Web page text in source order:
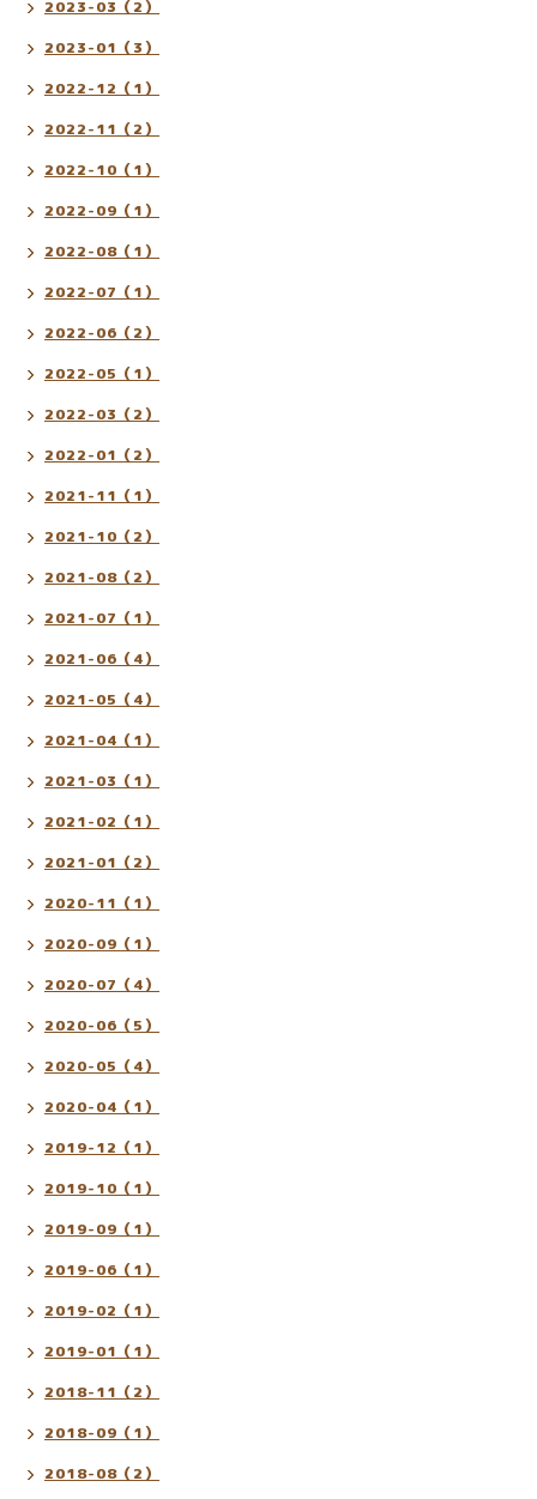
2023-03（2）
2023-01（3）
2022-12（1）
2022-11（2）
2022-10（1）
2022-09（1）
2022-08（1）
2022-07（1）
2022-06（2）
2022-05（1）
2022-03（2）
2022-01（2）
2021-11（1）
2021-10（2）
2021-08（2）
2021-07（1）
2021-06（4）
2021-05（4）
2021-04（1）
2021-03（1）
2021-02（1）
2021-01（2）
2020-11（1）
2020-09（1）
2020-07（4）
2020-06（5）
2020-05（4）
2020-04（1）
2019-12（1）
2019-10（1）
2019-09（1）
2019-06（1）
2019-02（1）
2019-01（1）
2018-11（2）
2018-09（1）
2018-08（2）